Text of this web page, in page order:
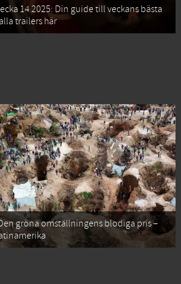
14 2025: Din guide till veckans bästa
trailers här
gröna omställningens blodiga pris –